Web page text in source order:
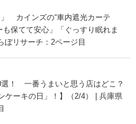
」 カインズの“車内遮光カーテ
保てて安心」「ぐっすり眠れま
ぼリサーチ：2ページ目
！ 一番うまいと思う店はどこ？
ケーキの日」！】（2/4） | 兵庫県